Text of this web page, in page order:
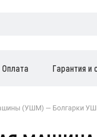
Оплата Гарантия и
(УШМ) Болгарки